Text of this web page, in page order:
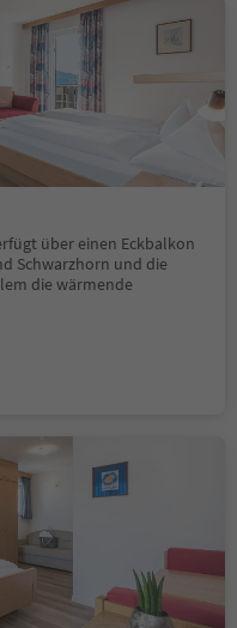
über einen Eckbalkon
Schwarzhorn und die
die wärmende